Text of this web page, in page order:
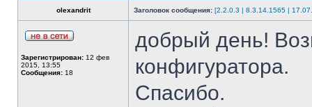
olexandrit Заголовок сообщения: [2.2.0.3 | 8.3.14.1565 |
Зарегистрирован: 12 фев
2015, 13:55
Сообщения: 18
добрый день!
конфигуратора.
Спасибо.